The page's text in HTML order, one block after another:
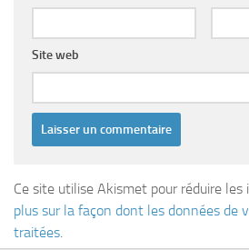
Site web
Ce site utilise Akismet pour réduire les
plus sur la façon dont les données de
traitées.